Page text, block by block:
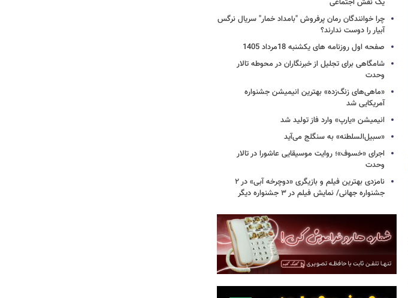
یک نقش اجتماعی
چرا خوانندگان رمان پرفروش "بامداد خمار" سریال نرگس
آبیار را دوست ندارند؟
صفحه اول روزنامه های یکشنبه 18مرداد 1405
شامگاهی برای تجلیل از خبرنگاران در محوطه تالار
وحدت
«ماهی‌های زنگ‌زده» بهترین انیمیشن جشنواره
آمریکایی شد
انیمیشن «یارپ» وارد فاز تولید شد
«سبیل‌السلطنه» به سنگلج می‌آید
اجرای «خسوف»؛ روایت موسیقایی عاشورا در تالار
وحدت
نامزدی بهترین فیلم و بازیگری «دوچرخه آبی» در ۲
جشنواره جهانی/ نمایش فیلم در ۳ جشنواره دیگر